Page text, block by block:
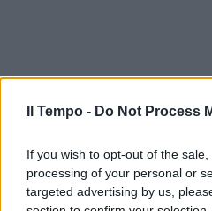
Il Tempo - Do Not Process
If you wish to opt-out of the
processing of your personal or
targeted advertising by us,